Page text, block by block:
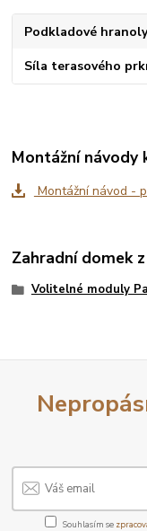
Podkladové
Síla terasového
Montážní návody
Montážní návod -
Zahradní domek
Volitelné moduly
Souhlasím se